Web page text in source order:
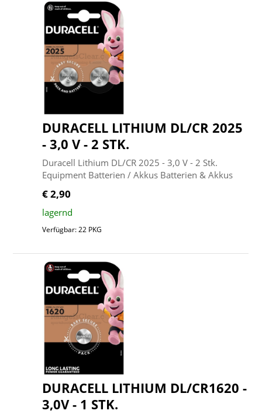
DURACELL LITHIUM DL/CR 2025
- 3,0 V - 2 STK.
Duracell Lithium DL/CR 2025 - 3,0 V - 2 Stk.
Equipment Batterien / Akkus Batterien & Akkus
€ 2,90
lagernd
Verfügbar: 22 PKG
DURACELL LITHIUM DL/CR1620 -
3,0V - 1 STK.